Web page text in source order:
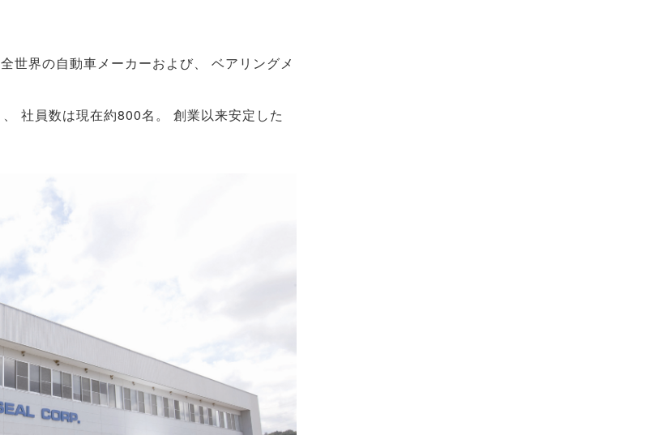
全世界の自動車メーカーおよび、
ベアリングメ
、 社員数は現在約800名。
創業以来安定した